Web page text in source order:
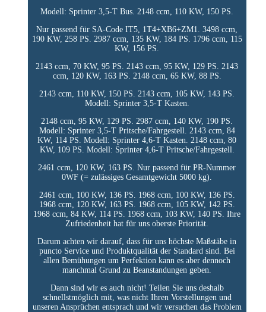
Modell: Sprinter 3,5-T Bus. 2148 ccm, 110 KW, 150 PS.
Nur passend für SA-Code IT5, 1T4+XB6+ZM1. 3498 ccm,
190 KW, 258 PS. 2987 ccm, 135 KW, 184 PS. 1796 ccm, 115
KW, 156 PS.
2143 ccm, 70 KW, 95 PS. 2143 ccm, 95 KW, 129 PS. 2143
ccm, 120 KW, 163 PS. 2148 ccm, 65 KW, 88 PS.
2143 ccm, 110 KW, 150 PS. 2143 ccm, 105 KW, 143 PS.
Modell: Sprinter 3,5-T Kasten.
2148 ccm, 95 KW, 129 PS. 2987 ccm, 140 KW, 190 PS.
Modell: Sprinter 3,5-T Pritsche/Fahrgestell. 2143 ccm, 84
KW, 114 PS. Modell: Sprinter 4,6-T Kasten. 2148 ccm, 80
KW, 109 PS. Modell: Sprinter 4,6-T Pritsche/Fahrgestell.
2461 ccm, 120 KW, 163 PS. Nur passend für PR-Nummer
0WF (= zulässiges Gesamtgewicht 5000 kg).
2461 ccm, 100 KW, 136 PS. 1968 ccm, 100 KW, 136 PS.
1968 ccm, 120 KW, 163 PS. 1968 ccm, 105 KW, 142 PS.
1968 ccm, 84 KW, 114 PS. 1968 ccm, 103 KW, 140 PS. Ihre
Zufriedenheit hat für uns oberste Priorität.
Darum achten wir darauf, dass für uns höchste Maßstäbe in
puncto Service und Produktqualität der Standard sind. Bei
allen Bemühungen um Perfektion kann es aber dennoch
manchmal Grund zu Beanstandungen geben.
Dann sind wir es auch nicht! Teilen Sie uns deshalb
schnellstmöglich mit, was nicht Ihren Vorstellungen und
unseren Ansprüchen entsprach und wir versuchen das Problem